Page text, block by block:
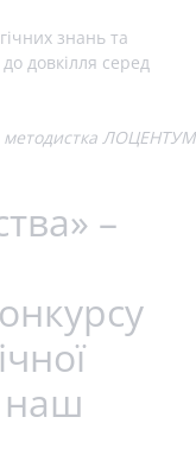
знань та
довкілля серед
ЛОЦЕНТУМ
–
наш